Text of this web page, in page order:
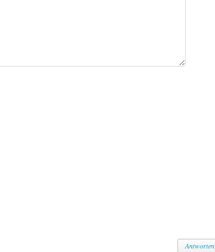
Antworten